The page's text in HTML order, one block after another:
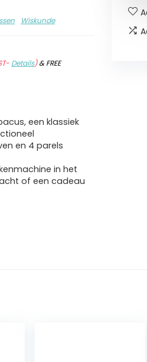
Wiskunde
Details)&FREE
een klassiek
en 4 parels
in het
of een cadeau